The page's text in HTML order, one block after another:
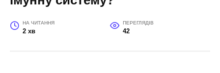
НА ЧИТАННЯ
2 хв
ПЕРЕГЛЯДІВ
42